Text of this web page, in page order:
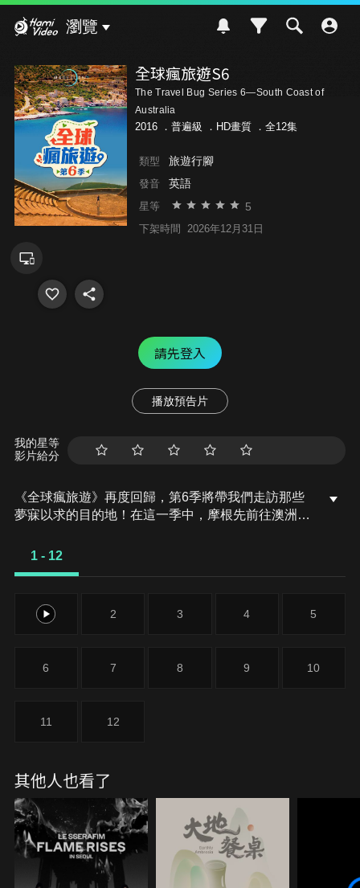
瀏覽
全球瘋旅遊S6
The Travel Bug Series 6—South Coast of
Australia
2016 ． 普遍級 ．HD畫質 ．全12集
類型 旅遊行腳
發音 英語
星等 5
下架時間 2026年12月31日
請先登入
播放預告片
我的星等
影片給分
《全球瘋旅遊》再度回歸，第6季將帶我們走訪那些
夢寐以求的目的地！在這一季中，摩根先前往澳洲南
冒險。摩根還將帶我們探索韓國，包括壯麗的濟州
1 - 12
1 2 3 4 5
6 7 8 9 10
11 12
其他人也看了